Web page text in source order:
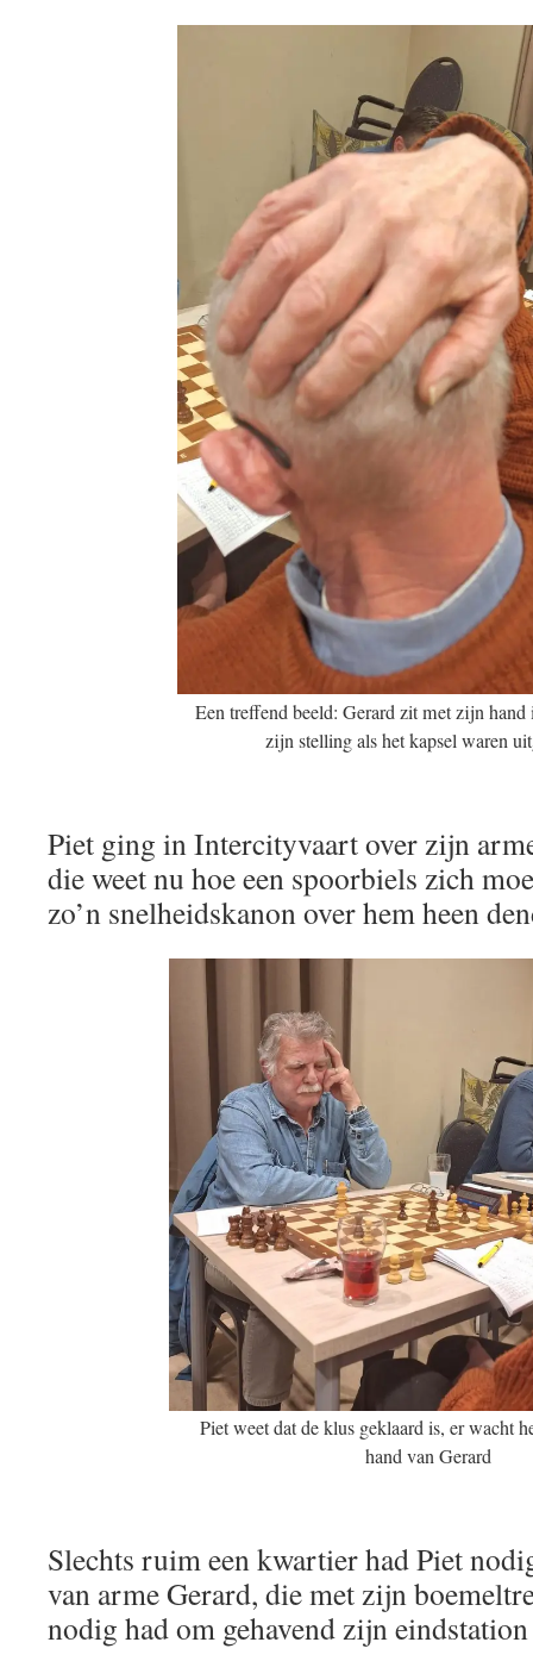
Een treffend beeld: Gerard zit met zijn hand
zijn stelling als het kapsel waren
Piet ging in Intercityvaart over zijn
die weet nu hoe een spoorbiels zich
zo’n snelheidskanon over hem heen
Piet weet dat de klus geklaard is, er wacht
hand van Gerard
Slechts ruim een kwartier had Piet
van arme Gerard, die met zijn
nodig had om gehavend zijn